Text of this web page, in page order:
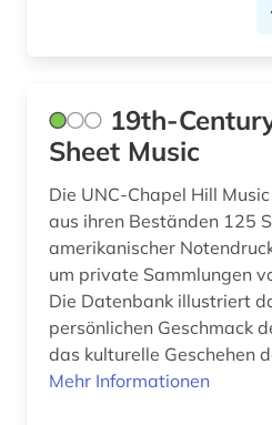
ethnische
europäer (2)
examensfragen (1)
19th-
Sheet Music
Die UNC-Chapel Hill
aus ihren Beständen 125
amerikanischer
um private Sammlungen
Die Datenbank illustriert
persönlichen Geschmack
das kulturelle Geschehen
Mehr Informationen